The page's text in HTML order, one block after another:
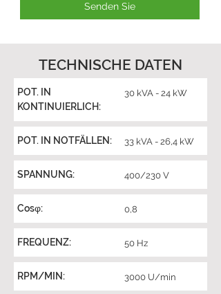
Senden Sie
TECHNISCHE DATEN
POT. IN
KONTINUIERLICH:
30 kVA - 24 kW
POT. IN NOTFÄLLEN: 33 kVA - 26,4 kW
SPANNUNG: 400/230 V
Cosφ: 0,8
FREQUENZ: 50 Hz
RPM/MIN: 3000 U/min